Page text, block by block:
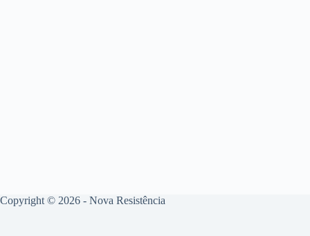
Copyright © 2026 - Nova Resistência